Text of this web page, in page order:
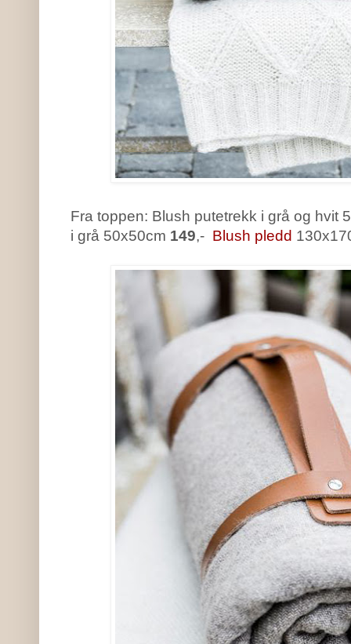
Fra toppen: Blush putetrekk i grå og hvit
i grå 50x50cm 149,- Blush pledd